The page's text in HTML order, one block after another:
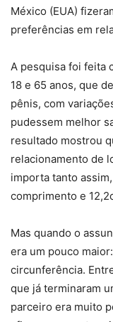
México (EUA)
preferências em
A pesquisa foi feita
18 e 65 anos, que
pênis, com
pudessem melhor
resultado mostrou
relacionamento de
importa tanto
comprimento e
Mas quando o
era um pouco
circunferência.
que já terminaram
parceiro era muito